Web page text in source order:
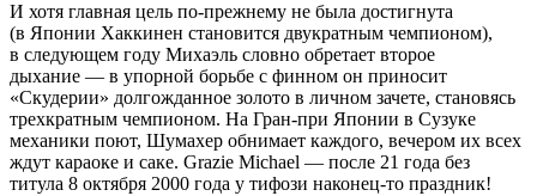
И хотя главная цель по-прежнему не была достигнута
(в Японии Хаккинен становится двукратным чемпионом),
в следующем году Михаэль словно обретает второе
дыхание — в упорной борьбе с финном он приносит
«Скудерии» долгожданное золото в личном зачете, становясь
трехкратным чемпионом. На Гран-при Японии в Сузуке
механики поют, Шумахер обнимает каждого, вечером их всех
ждут караоке и саке. Grazie Michael — после 21 года без
титула 8 октября 2000 года у тифози наконец-то праздник!